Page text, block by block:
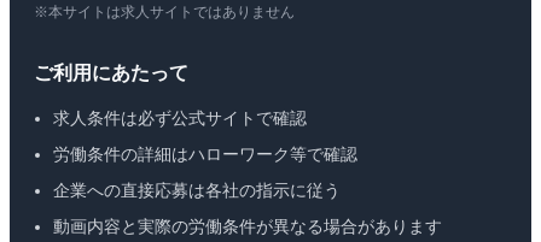
※本サイトは求人サイトではありません
ご利用にあたって
求人条件は必ず公式サイトで確認
労働条件の詳細はハローワーク等で確認
企業への直接応募は各社の指示に従う
動画内容と実際の労働条件が異なる場合があります